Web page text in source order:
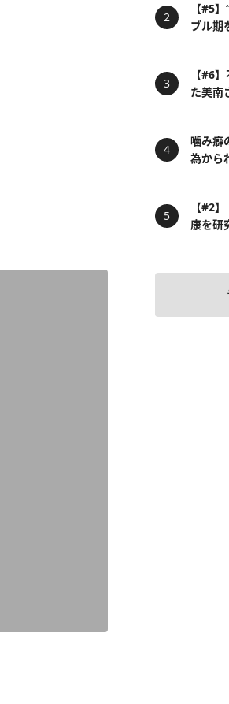
【#5
ブル期
【#6
た美南
噛み癖
為から
【#2
康を研